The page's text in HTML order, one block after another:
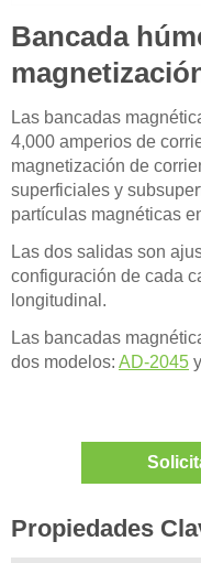
Bancada
Las bancadas
4,000 amperios de
magnetización de
superficiales y
partículas magnéticas
Las dos salidas son
configuración de cada
longitudinal.
Las bancadas
dos modelos: AD-2045 y
Propiedades